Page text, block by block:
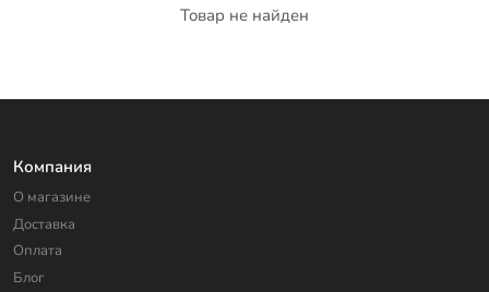
Товар не найден
Компания
О магазине
Доставка
Оплата
Блог